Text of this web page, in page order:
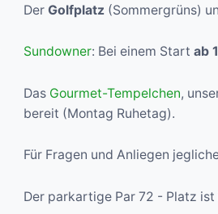
DerGolfplatz (Sommergrüns)
Sundowner: Bei einem Startab
Das Gourmet-Tempelchen,
bereit (Montag Ruhetag).
Für Fragen und Anliegen
Der parkartige Par 72 - Platz ist